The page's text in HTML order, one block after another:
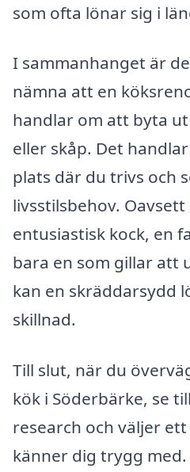
som ofta lönar sig i
I sammanhanget är
nämna att en
handlar om att byta
eller skåp. Det
plats där du trivs och
livsstilsbehov.
entusiastisk kock, en
bara en som gillar att
kan en skräddarsydd
skillnad.
Till slut, när du
kök i Söderbärke, se
research och väljer
känner dig trygg med.